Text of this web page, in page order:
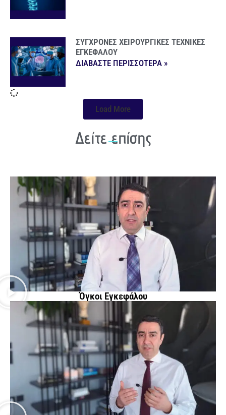
ΣΥΓΧΡΟΝΕΣ ΧΕΙΡΟΥΡΓΙΚΕΣ ΤΕΧΝΙΚΕΣ
ΕΓΚΕΦΑΛΟΥ
ΔΙΑΒΑΣΤΕ ΠΕΡΙΣΣΟΤΕΡΑ »
Load More
Δείτε επίσης
Όγκοι Εγκεφάλου